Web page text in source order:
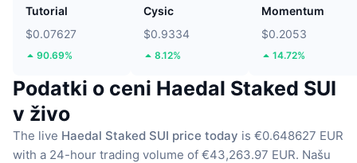
Tutorial
$0.07627
90.69%
Cysic
$0.9334
8.12%
Momentum
$0.2053
14.72%
Podatki o ceni Haedal Staked SUI
v živo
The live Haedal Staked SUI price today is €0.648627 EUR
with a 24-hour trading volume of €43,263.97 EUR. Našu